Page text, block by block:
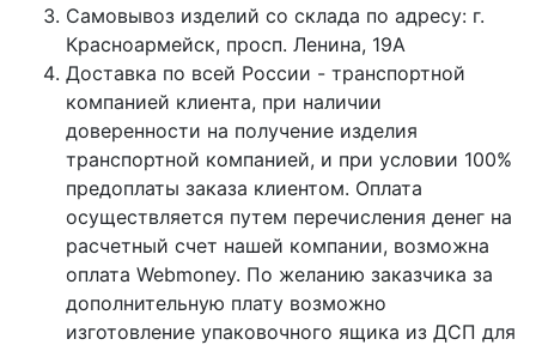
Самовывоз изделий со склада по адресу: г.
Красноармейск, просп. Ленина, 19А
Доставка по всей России - транспортной
компанией клиента, при наличии
доверенности на получение изделия
транспортной компанией, и при условии 100%
предоплаты заказа клиентом. Оплата
осуществляется путем перечисления денег на
расчетный счет нашей компании, возможна
оплата Webmoney. По желанию заказчика за
дополнительную плату возможно
изготовление упаковочного ящика из ДСП для